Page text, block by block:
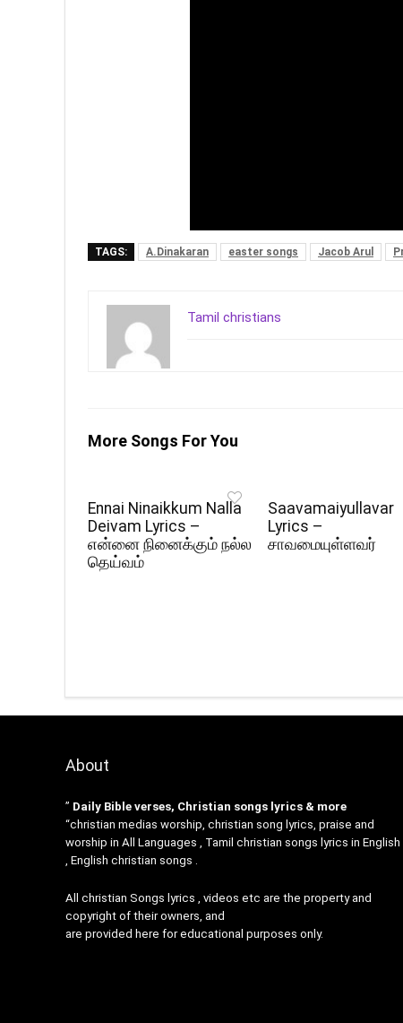
TAGS: A.Dinakaran easter songs Jacob Arul
Tamil christians
More Songs For You
Ennai Ninaikkum Nalla
Deivam Lyrics –
என்னை நினைக்கும் நல்ல
தெய்வம்
Saavamaiyullavar
Lyrics –
சாவமையுள்ளவர்
About
” Daily Bible verses, Christian songs lyrics & more
“christian medias worship, christian song lyrics, praise and
worship in All Languages , Tamil christian songs lyrics in English
, English christian songs .
All christian Songs lyrics , videos etc are the property and
copyright of their owners, and
are provided here for educational purposes only.